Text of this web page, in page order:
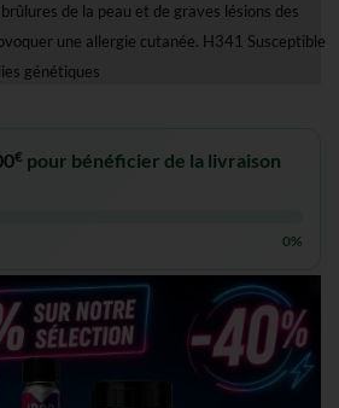
de la peau et de graves lésions des
une allergie cutanée. H341 Susceptible
génétiques
€ pour bénéficier de la livraison
0%